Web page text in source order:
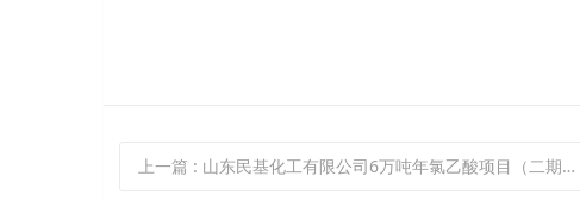
上一篇 : 山东民基化工有限公司6万吨年氯乙酸项目（二期）竣工试生产公示